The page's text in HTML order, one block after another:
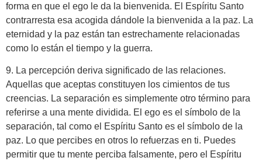
forma en que el ego le da la bienvenida. El Espíritu Santo
contrarresta esa acogida dándole la bienvenida a la paz. La
eternidad y la paz están tan estrechamente relacionadas
como lo están el tiempo y la guerra.
9. La percepción deriva significado de las relaciones.
Aquellas que aceptas constituyen los cimientos de tus
creencias. La separación es simplemente otro término para
referirse a una mente dividida. El ego es el símbolo de la
separación, tal como el Espíritu Santo es el símbolo de la
paz. Lo que percibes en otros lo refuerzas en ti. Puedes
permitir que tu mente perciba falsamente, pero el Espíritu